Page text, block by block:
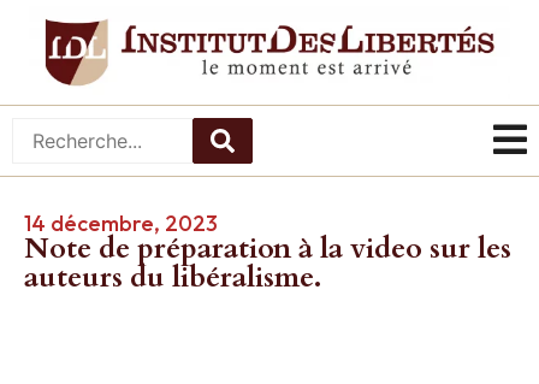
14 décembre, 2023
Note de préparation à la video sur les
auteurs du libéralisme.